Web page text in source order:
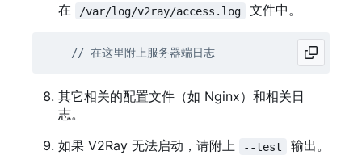
在
/var/log/v2ray/access.log 文件中。
其它相关的配置文件（如 Nginx）和相关日
志。
如果 V2Ray 无法启动，请附上
--test 输出。